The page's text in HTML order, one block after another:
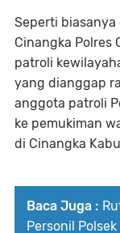
Seperti biasanya
Cinangka Polres
patroli
yang dianggap
anggota patroli
ke pemukiman
di Cinangka
Baca Juga :
Personil